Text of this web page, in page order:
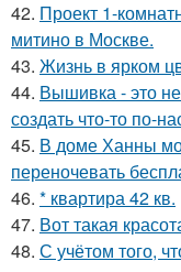
42. Проект 1-
митино в Москве.
43. Жизнь в ярком
44. Вышивка - это
создать что-то по-
45. В доме Ханны
переночевать
46. * квартира 42 кв.
47. Вот такая
48. С учётом того,